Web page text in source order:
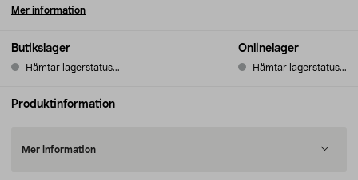
Butikslager
Hämtar lagerstatus...
Onlinelager
Hämtar lagerstatus...
Mer information
Produktinformation
Mer information